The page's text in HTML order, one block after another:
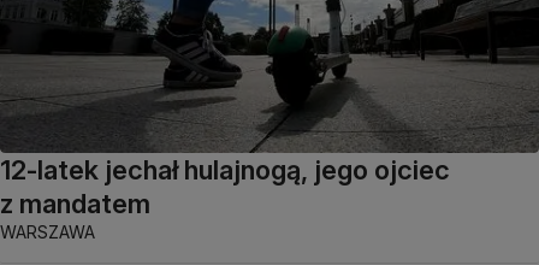
12-latek jechał hulajnogą, jego ojciec
z mandatem
WARSZAWA